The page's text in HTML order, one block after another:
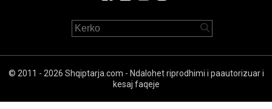
© 2011 - 2026 Shqiptarja.com - Ndalohet riprodhimi i paautorizuar i
kesaj faqeje